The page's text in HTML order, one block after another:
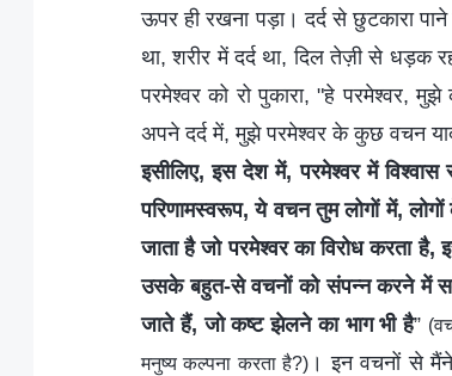
ऊपर ही रखना पड़ा। दर्द से छुटकारा
था, शरीर में दर्द था, दिल तेज़ी से धड़क
परमेश्वर को रो पुकारा, "हे परमेश्वर,
अपने दर्द में, मुझे परमेश्वर के कुछ वचन
इसीलिए, इस देश में, परमेश्वर में
परिणामस्वरूप, ये वचन तुम लोगों में,
जाता है जो परमेश्वर का विरोध करता
उसके बहुत-से वचनों को संपन्न करने में
जाते हैं, जो कष्ट झेलने का भाग भी है”
मनुष्य कल्पना करता है?) । इन वचनों से